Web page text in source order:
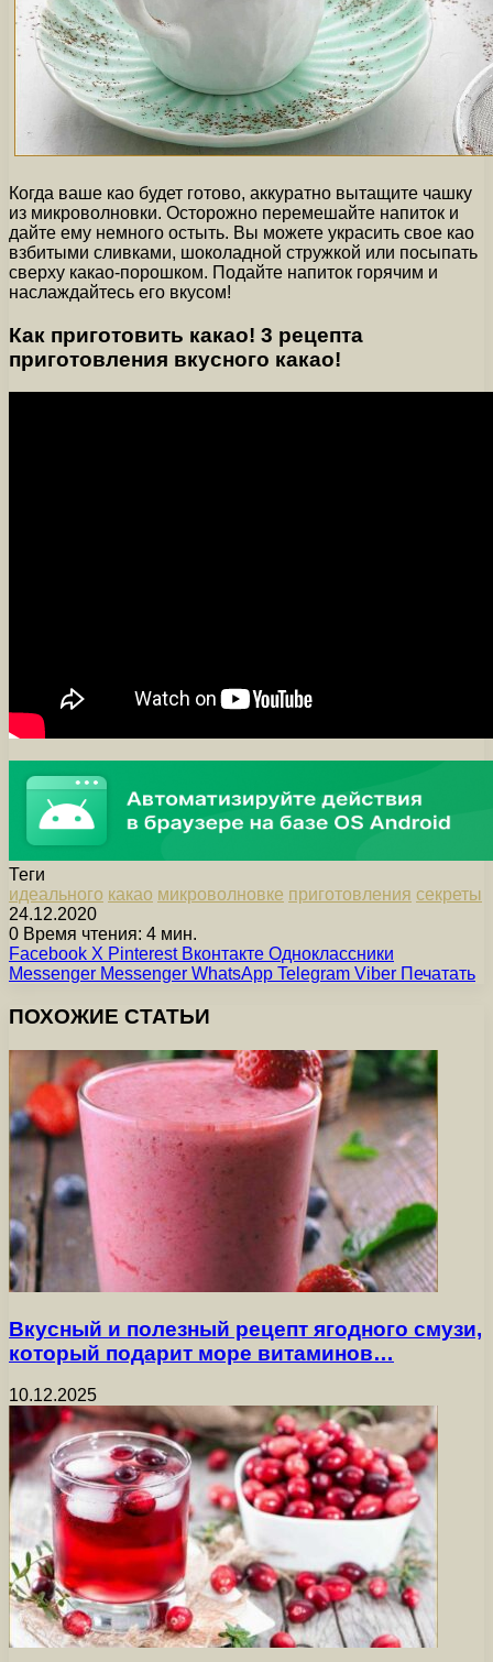
Когда ваше као будет готово, аккуратно вытащите чашку
из микроволновки. Осторожно перемешайте напиток и
дайте ему немного остыть. Вы можете украсить свое као
взбитыми сливками, шоколадной стружкой или посыпать
сверху какао-порошком. Подайте напиток горячим и
наслаждайтесь его вкусом!
Как приготовить какао! 3 рецепта
приготовления вкусного какао!
Теги
идеального какао микроволновке приготовления секреты
24.12.2020
0 Время чтения: 4 мин.
Facebook X Pinterest Вконтакте Одноклассники
Messenger Messenger WhatsApp Telegram Viber Печатать
ПОХОЖИЕ СТАТЬИ
Вкусный и полезный рецепт ягодного смузи,
который подарит море витаминов…
10.12.2025